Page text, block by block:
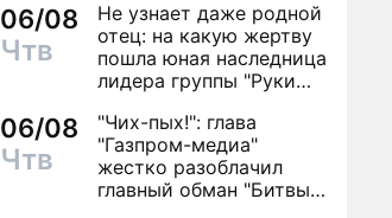
06/08
Чтв
Не узнает даже родной
отец: на какую жертву
пошла юная наследница
лидера группы "Руки
славы
06/08
Чтв
"Чих-пых!": глава
"Газпром-медиа"
жестко разоблачил
главный обман "Битвы